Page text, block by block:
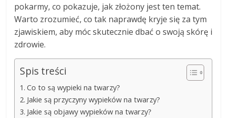
pokarmy, co pokazuje, jak złożony jest ten temat.
Warto zrozumieć, co tak naprawdę kryje się za tym
zjawiskiem, aby móc skutecznie dbać o swoją skórę i
zdrowie.
Spis treści
Co to są wypieki na twarzy?
Jakie są przyczyny wypieków na twarzy?
Jakie są objawy wypieków na twarzy?